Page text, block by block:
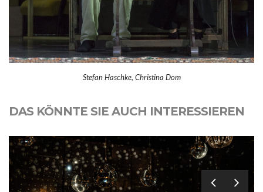
Stefan Haschke, Christina Dom
DAS KÖNNTE SIE AUCH INTERESSIEREN